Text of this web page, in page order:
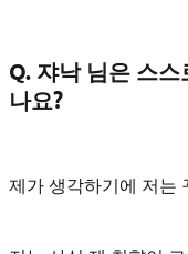
Q. 쟈낙 님은 스
나요?
제가 생각하기에 저는